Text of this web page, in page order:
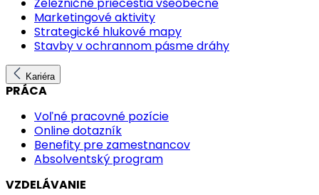
Marketingové aktivity
Strategické hlukové mapy
Stavby v ochrannom pásme dráhy
Kariéra
PRÁCA
Voľné pracovné pozície
Online dotazník
Benefity pre zamestnancov
Absolventský program
VZDELÁVANIE